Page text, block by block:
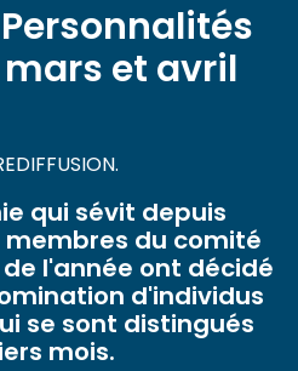
et avril
qui sévit depuis
membres du comité
l'année ont décidé
d'individus
se sont distingués
mois.